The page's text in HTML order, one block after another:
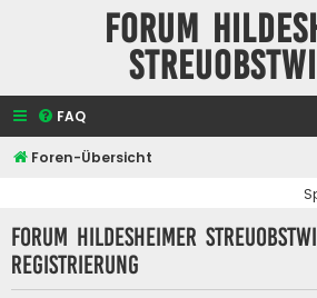
Forum
FAQ
Foren-Übersicht
Forum Hildesheimer
Registrierung